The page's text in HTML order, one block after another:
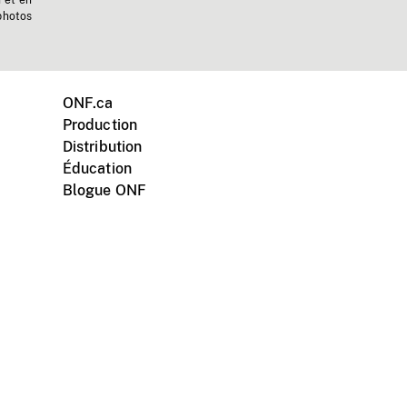
ONF.ca
Production
Distribution
Éducation
Blogue ONF